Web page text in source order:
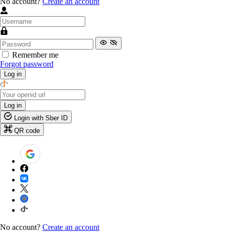
Remember me
Forgot password
Log in
Log in
Login with Sber ID
QR code
No account? Create an account